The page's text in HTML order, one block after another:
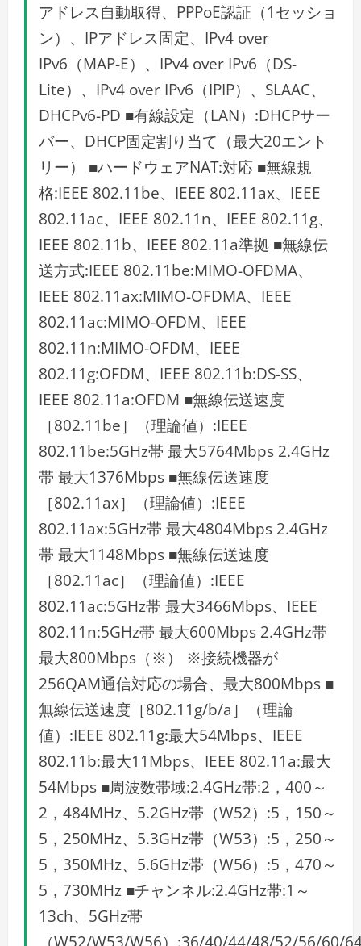
アドレス自動取得、PPPoE認証（1セッショ
ン）、IPアドレス固定、IPv4 over
IPv6（MAP-E）、IPv4 over IPv6（DS-
Lite）、IPv4 over IPv6（IPIP）、SLAAC、
DHCPv6-PD ■有線設定（LAN）:DHCPサー
バー、DHCP固定割り当て（最大20エント
リー） ■ハードウェアNAT:対応 ■無線規
格:IEEE 802.11be、IEEE 802.11ax、IEEE
802.11ac、IEEE 802.11n、IEEE 802.11g、
IEEE 802.11b、IEEE 802.11a準拠 ■無線伝
送方式:IEEE 802.11be:MIMO-OFDMA、
IEEE 802.11ax:MIMO-OFDMA、IEEE
802.11ac:MIMO-OFDM、IEEE
802.11n:MIMO-OFDM、IEEE
802.11g:OFDM、IEEE 802.11b:DS-SS、
IEEE 802.11a:OFDM ■無線伝送速度
［802.11be］（理論値）:IEEE
802.11be:5GHz帯 最大5764Mbps 2.4GHz
帯 最大1376Mbps ■無線伝送速度
［802.11ax］（理論値）:IEEE
802.11ax:5GHz帯 最大4804Mbps 2.4GHz
帯 最大1148Mbps ■無線伝送速度
［802.11ac］（理論値）:IEEE
802.11ac:5GHz帯 最大3466Mbps、IEEE
802.11n:5GHz帯 最大600Mbps 2.4GHz帯
最大800Mbps（※） ※接続機器が
256QAM通信対応の場合、最大800Mbps ■
無線伝送速度［802.11g/b/a］（理論
値）:IEEE 802.11g:最大54Mbps、IEEE
802.11b:最大11Mbps、IEEE 802.11a:最大
54Mbps ■周波数帯域:2.4GHz帯:2，400～
2，484MHz、5.2GHz帯（W52）:5，150～
5，250MHz、5.3GHz帯（W53）:5，250～
5，350MHz、5.6GHz帯（W56）:5，470～
5，730MHz ■チャンネル:2.4GHz帯:1～
13ch、5GHz帯
（W52/W53/W56）:36/40/44/48/52/56/